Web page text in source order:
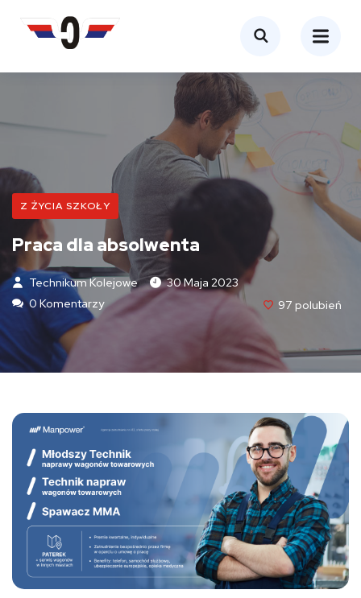
Z ŻYCIA SZKOŁY
Praca dla absolwenta
Technikum Kolejowe
30 Maja 2023
0 Komentarzy
97 Polubień